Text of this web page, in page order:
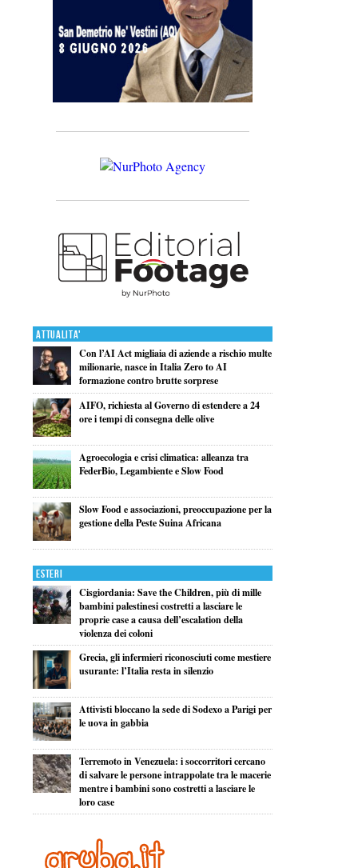
Attualita'
Con l’AI Act migliaia di aziende a rischio multe
milionarie, nasce in Italia Zero to AI
formazione contro brutte sorprese
AIFO, richiesta al Governo di estendere a 24
ore i tempi di consegna delle olive
Agroecologia e crisi climatica: alleanza tra
FederBio, Legambiente e Slow Food
Slow Food e associazioni, preoccupazione per la
gestione della Peste Suina Africana
Esteri
Cisgiordania: Save the Children, più di mille
bambini palestinesi costretti a lasciare le
proprie case a causa dell’escalation della
violenza dei coloni
Grecia, gli infermieri riconosciuti come mestiere
usurante: l’Italia resta in silenzio
Attivisti bloccano la sede di Sodexo a Parigi per
le uova in gabbia
Terremoto in Venezuela: i soccorritori cercano
di salvare le persone intrappolate tra le macerie
mentre i bambini sono costretti a lasciare le
loro case